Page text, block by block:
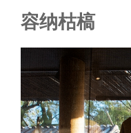
容纳枯槁